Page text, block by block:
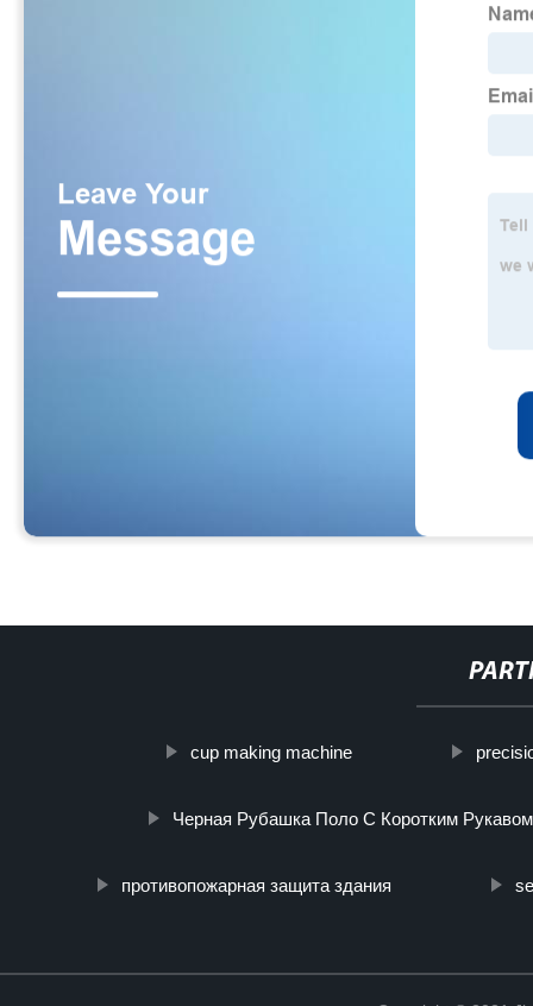
cup making machine
Черная Рубашка Поло С Коротким Рукавом
противопожарная защита здания